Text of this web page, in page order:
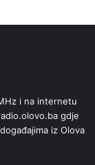
i na internetu
gdje
iz Olova